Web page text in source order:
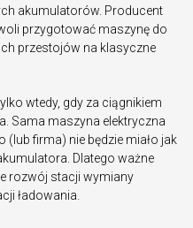
akumulatorów. Producent
przygotować maszynę do
przestojów na klasyczne
wtedy, gdy za ciągnikiem
Sama maszyna elektryczna
firma) nie będzie miało jak
Dlatego ważne
rozwój stacji wymiany
ładowania.